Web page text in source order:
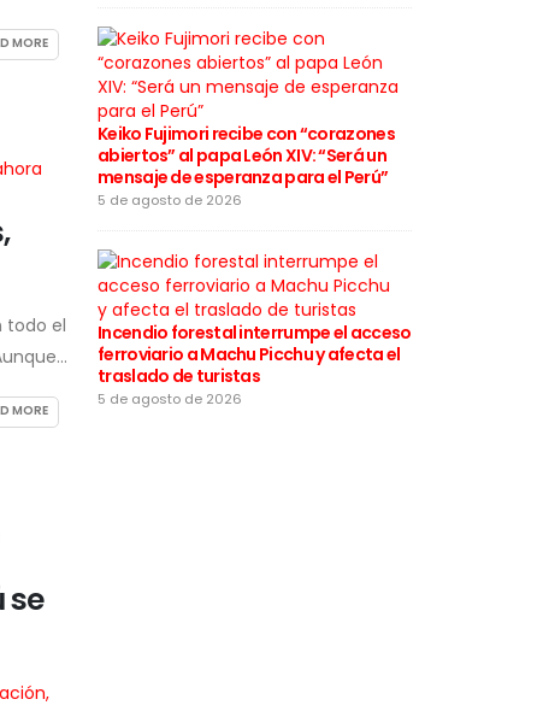
MORE
todo el
MORE
se
Keiko Fujimori recibe con “corazones
abiertos” al papa León XIV: “Será un
mensaje de esperanza para el Perú”
5 de agosto de 2026
Incendio forestal interrumpe el acceso
ferroviario a Machu Picchu y afecta el
traslado de turistas
5 de agosto de 2026